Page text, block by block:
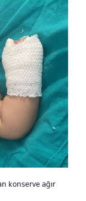
konserve ağır